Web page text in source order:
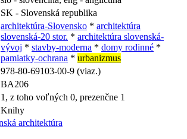
SK - Slovenská republika
architektúra-Slovensko * architektúra
slovenská-20 stor. * architektúra slovenská-
vývoj * stavby-moderna * domy rodinné *
pamiatky-ochrana * urbanizmus
978-80-69103-00-9 (viaz.)
BA206
1, z toho voľných 0, prezenčne 1
Knihy